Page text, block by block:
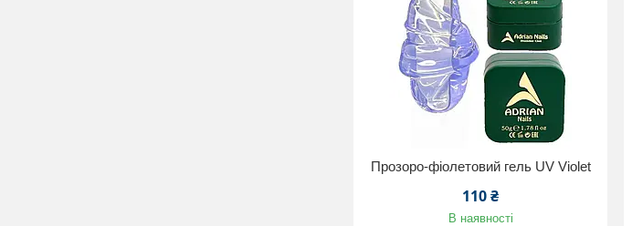
Прозоро-фіолетовий гель UV Violet
110 ₴
В наявності